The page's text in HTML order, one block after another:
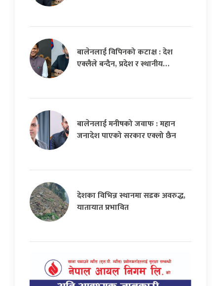
बालेनलाई विपिनको कटाक्ष : देश
एक्लैले बन्दैन, प्रदेश र स्थानीय…
बालेनलाई मनीषको जवाफ : महान
जनादेश पाएको सरकार एक्लो छैन
देशका विभिन्न स्थानमा सडक अवरुद्ध,
यातायात प्रभावित